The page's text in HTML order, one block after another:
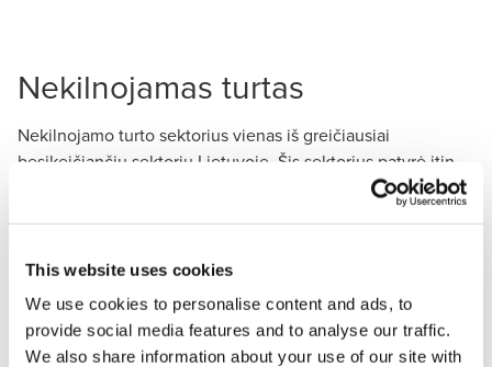
This website uses cookies
We use cookies to personalise content and ads, to
provide social media features and to analyse our traffic.
We also share information about your use of our site with
Nekilnojamas turtas
Nekilnojamo turto sektorius vienas iš greičiausiai
besikeičiančių sektorių Lietuvoje. Šis sektorius patyrė itin
didžiulius nuostolius krizės laikotarpiu ir kasmet susiduria
su naujais iššūkiais ir problemomis. Sektoriaus augimas
paklausos kitimas priklausomai nuo rinkos ekonomikos
tendencijų. Bankroto rizika išlieka viena pagrindinių šio
sektoriaus rizikų.
BDO profesionalai visada pasiruošę padėti Jums įvairiais